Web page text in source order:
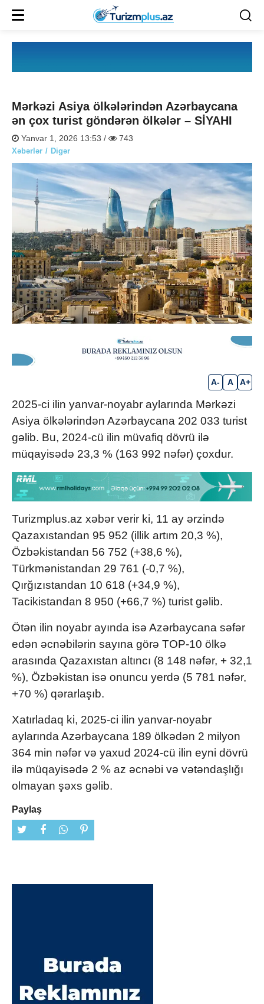
Mərkəzi Asiya ölkələrindən Azərbaycana
ən çox turist göndərən ölkələr – SİYAHI
Yanvar 1, 2026 13:53 / 743
Xəbərlər Digər
A- A A+
2025-ci ilin yanvar-noyabr aylarında Mərkəzi
Asiya ölkələrindən Azərbaycana 202 033 turist
gəlib. Bu, 2024-cü ilin müvafiq dövrü ilə
müqayisədə 23,3 % (163 992 nəfər) çoxdur.
Turizmplus.az xəbər verir ki, 11 ay ərzində
Qazaxıstandan 95 952 (illik artım 20,3 %),
Özbəkistandan 56 752 (+38,6 %),
Türkmənistandan 29 761 (-0,7 %),
Qırğızıstandan 10 618 (+34,9 %),
Tacikistandan 8 950 (+66,7 %) turist gəlib.
Ötən ilin noyabr ayında isə Azərbaycana səfər
edən əcnəbilərin sayına görə TOP-10 ölkə
arasında Qazaxıstan altıncı (8 148 nəfər, + 32,1
%), Özbəkistan isə onuncu yerdə (5 781 nəfər,
+70 %) qərarlaşıb.
Xatırladaq ki, 2025-ci ilin yanvar-noyabr
aylarında Azərbaycana 189 ölkədən 2 milyon
364 min nəfər və yaxud 2024-cü ilin eyni dövrü
ilə müqayisədə 2 % az əcnəbi və vətəndaşlığı
olmayan şəxs gəlib.
Paylaş